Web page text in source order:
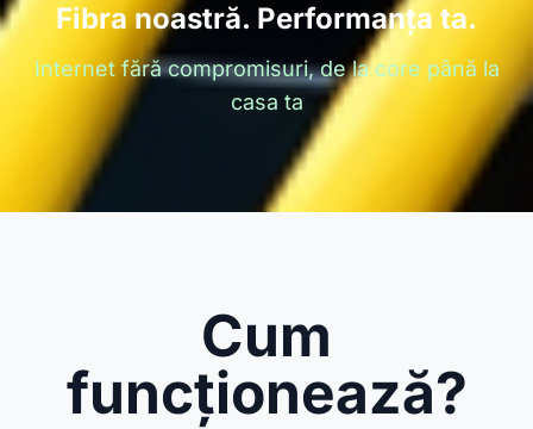
Fibra noastră. Performanța ta.
Internet fără compromisuri, de la core până la
casa ta
Cum
funcționează?